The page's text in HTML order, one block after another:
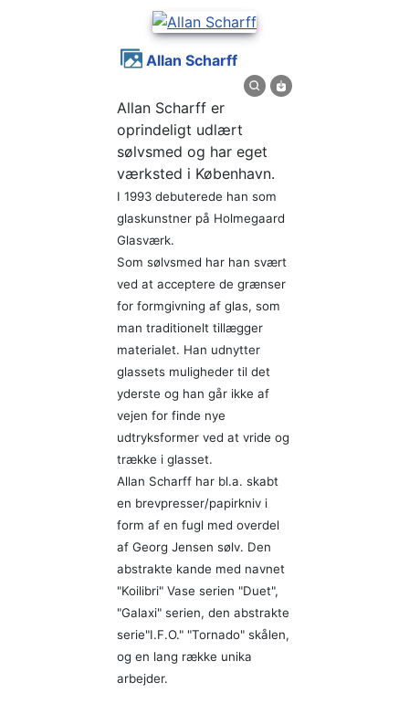
Allan Scharff
Allan Scharff er
oprindeligt udlært
sølvsmed og har eget
værksted i København.
I 1993 debuterede han som
glaskunstner på Holmegaard
Glasværk.
Som sølvsmed har han svært
ved at acceptere de grænser
for formgivning af glas, som
man traditionelt tillægger
materialet. Han udnytter
glassets muligheder til det
yderste og han går ikke af
vejen for finde nye
udtryksformer ved at vride og
trække i glasset.
Allan Scharff har bl.a. skabt
en brevpresser/papirkniv i
form af en fugl med overdel
af Georg Jensen sølv. Den
abstrakte kande med navnet
"Koilibri" Vase serien "Duet",
"Galaxi" serien, den abstrakte
serie"I.F.O." "Tornado" skålen,
og en lang række unika
arbejder.